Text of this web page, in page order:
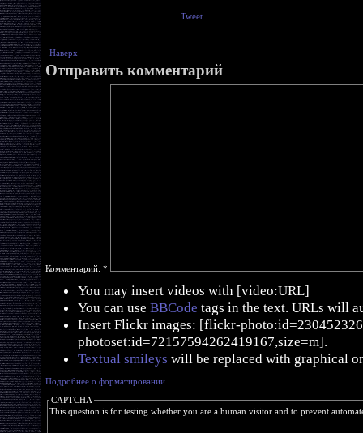
Tweet
Наверх
Отправить комментарий
Комментарий: *
You may insert videos with [video:URL]
You can use BBCode tags in the text. URLs will
Insert Flickr images: [flickr-
photoset:id=72157594262419167,size=m].
Textual smileys will be replaced with graphical
Подробнее о форматировании
CAPTCHA
This question is for testing whether you are a human visitor and to prevent